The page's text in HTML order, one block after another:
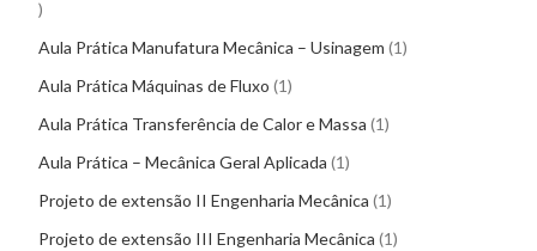
Aula Prática Manufatura Mecânica – Usinagem 1
Aula Prática Máquinas de Fluxo 1
Aula Prática Transferência de Calor e Massa 1
Aula Prática – Mecânica Geral Aplicada 1
Projeto de extensão II Engenharia Mecânica 1
Projeto de extensão III Engenharia Mecânica 1